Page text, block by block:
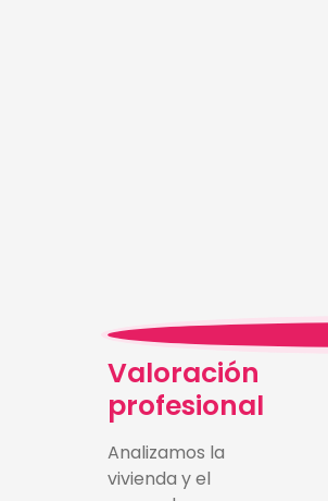
Valoración
profesional
Analizamos la
vivienda y el